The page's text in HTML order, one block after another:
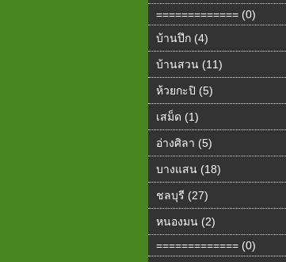
============= (0)
บ้านปึก (4)
บ้านสวน (11)
ห้วยกะปิ (5)
เสม็ด (1)
อ่างศิลา (5)
บางแสน (18)
ชลบุรี (27)
หนองมน (2)
============= (0)